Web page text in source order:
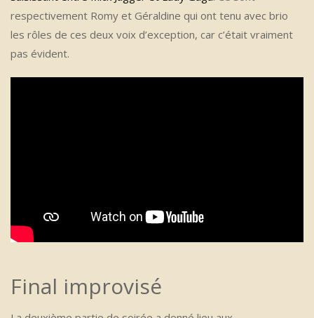
respectivement Romy et Géraldine qui ont tenu avec brio
les rôles de ces deux voix d’exception, car c’était vraiment
pas évident.
Final improvisé